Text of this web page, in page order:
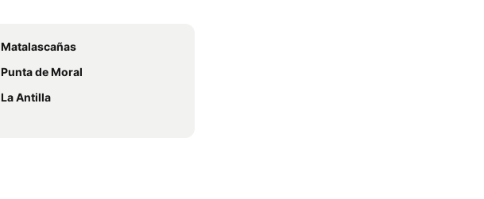
Matalascañas
Punta de Moral
La Antilla